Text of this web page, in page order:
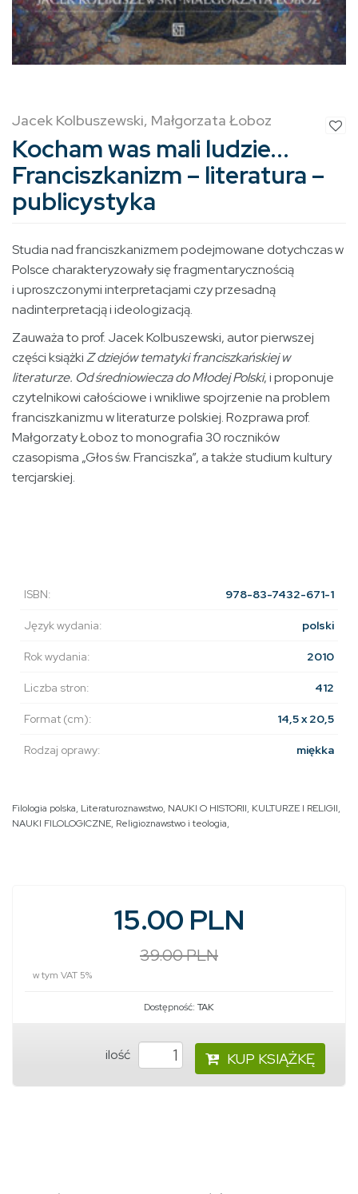
Jacek Kolbuszewski, Małgorzata Łoboz
Kocham was mali ludzie...
Franciszkanizm – literatura –
publicystyka
Studia nad franciszkanizmem podejmowane dotychczas w
Polsce charakteryzowały się fragmentarycznością
i uproszczonymi interpretacjami czy przesadną
nadinterpretacją i ideologizacją.
Zauważa to prof. Jacek Kolbuszewski, autor pierwszej
części książkiZ dziejów tematyki franciszkańskiej w
literaturze. Od średniowiecza do Młodej Polski, i proponuje
czytelnikowi całościowe i wnikliwe spojrzenie na problem
franciszkanizmu w literaturze polskiej. Rozprawa prof.
Małgorzaty Łoboz to monografia 30 roczników
czasopisma „Głos św. Franciszka”, a także studium kultury
tercjarskiej.
ISBN: 978-83-7432-671-1
Język wydania: polski
Rok wydania: 2010
Liczba stron: 412
Format (cm): 14,5 x 20,5
Rodzaj oprawy: miękka
Filologia polska, Literaturoznawstwo, NAUKI O HISTORII, KULTURZE I RELIGII,
NAUKI FILOLOGICZNE, Religioznawstwo i teologia,
15.00 PLN
39.00 PLN
w tym VAT 5%
Dostępność: TAK
ilość KUP KSIĄŻKĘ